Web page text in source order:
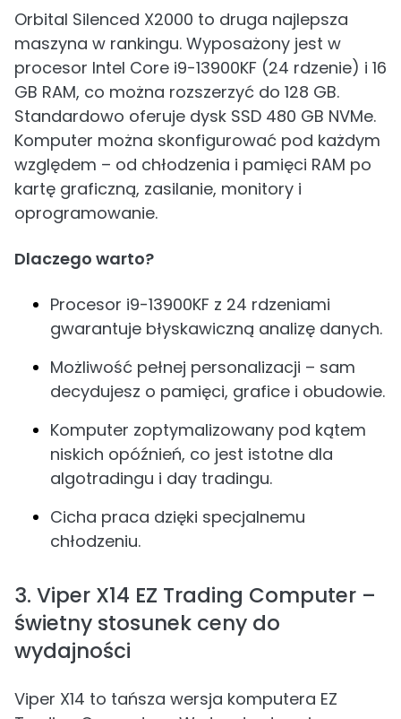
Orbital Silenced X2000 to druga najlepsza
maszyna w rankingu. Wyposażony jest w
procesor Intel Core i9-13900KF (24 rdzenie) i 16
GB RAM, co można rozszerzyć do 128 GB.
Standardowo oferuje dysk SSD 480 GB NVMe.
Komputer można skonfigurować pod każdym
względem – od chłodzenia i pamięci RAM po
kartę graficzną, zasilanie, monitory i
oprogramowanie.
Dlaczego warto?
Procesor i9-13900KF z 24 rdzeniami
gwarantuje błyskawiczną analizę danych.
Możliwość pełnej personalizacji – sam
decydujesz o pamięci, grafice i obudowie.
Komputer zoptymalizowany pod kątem
niskich opóźnień, co jest istotne dla
algotradingu i day tradingu.
Cicha praca dzięki specjalnemu
chłodzeniu.
3. Viper X14 EZ Trading Computer –
świetny stosunek ceny do
wydajności
Viper X14 to tańsza wersja komputera EZ